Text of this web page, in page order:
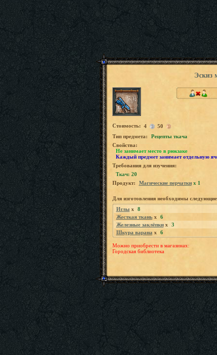
Эскиз
Стоимость: 4
50
Tип предмета:
Рецепты ткача
Свойства:
Не занимает место в рюкзаке
Каждый предмет занимает отдельную
Требования для изучения:
Ткач: 20
Продукт:
Магические перчаткиx 1
Для изготовления необходимы
Иглы x
8
Жесткая тканьx
6
Железные заклёпкиx
3
Шкура варана x 6
Можно приобрести в магазинах:
Городская библиотека